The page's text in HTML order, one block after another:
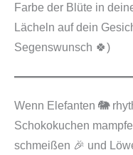
Farbe der Blüte in
Lächeln auf dein
Segenswunsch 🍀)
Wenn Elefanten 🐘
Schokokuchen
schmeißen 🎉 und